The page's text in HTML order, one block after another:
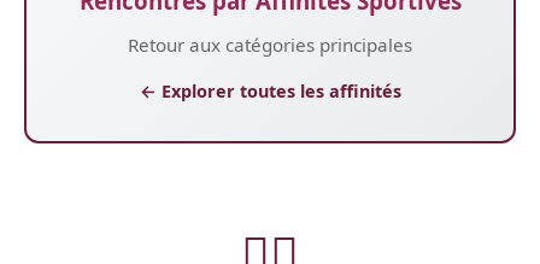
Retour aux catégories principales
← Explorer toutes les affinités